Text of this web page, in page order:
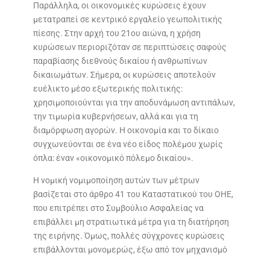
Παράλληλα, οι οικονομικές κυρώσεις έχουν
μετατραπεί σε κεντρικό εργαλείο γεωπολιτικής
πίεσης. Στην αρχή του 21ου αιώνα, η χρήση
κυρώσεων περιοριζόταν σε περιπτώσεις σαφούς
παραβίασης διεθνούς δικαίου ή ανθρωπίνων
δικαιωμάτων. Σήμερα, οι κυρώσεις αποτελούν
ευέλικτο μέσο εξωτερικής πολιτικής:
χρησιμοποιούνται για την αποδυνάμωση αντιπάλων,
την τιμωρία κυβερνήσεων, αλλά και για τη
διαμόρφωση αγορών. Η οικονομία και το δίκαιο
συγχωνεύονται σε ένα νέο είδος πολέμου χωρίς
όπλα: έναν «οικονομικό πόλεμο δικαίου».
Η νομική νομιμοποίηση αυτών των μέτρων
βασίζεται στο άρθρο 41 του Καταστατικού του ΟΗΕ,
που επιτρέπει στο Συμβούλιο Ασφαλείας να
επιβάλλει μη στρατιωτικά μέτρα για τη διατήρηση
της ειρήνης. Όμως, πολλές σύγχρονες κυρώσεις
επιβάλλονται μονομερώς, έξω από τον μηχανισμό